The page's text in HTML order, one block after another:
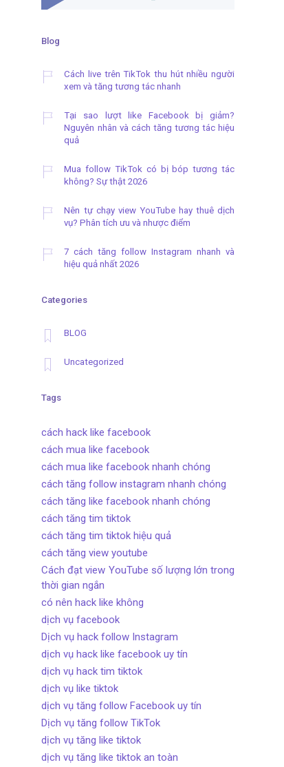
Blog
Cách live trên TikTok thu hút nhiều người
xem và tăng tương tác nhanh
Tại sao lượt like Facebook bị giảm?
Nguyên nhân và cách tăng tương tác hiệu
quả
Mua follow TikTok có bị bóp tương tác
không? Sự thật 2026
Nên tự chạy view YouTube hay thuê dịch
vụ? Phân tích ưu và nhược điểm
7 cách tăng follow Instagram nhanh và
hiệu quả nhất 2026
Categories
BLOG
Uncategorized
Tags
cách hack like facebook
cách mua like facebook
cách mua like facebook nhanh chóng
cách tăng follow instagram nhanh chóng
cách tăng like facebook nhanh chóng
cách tăng tim tiktok
cách tăng tim tiktok hiệu quả
cách tăng view youtube
Cách đạt view YouTube số lượng lớn trong
thời gian ngắn
có nên hack like không
dịch vụ facebook
Dịch vụ hack follow Instagram
dịch vụ hack like facebook uy tín
dịch vụ hack tim tiktok
dịch vụ like tiktok
dịch vụ tăng follow Facebook uy tín
Dịch vụ tăng follow TikTok
dịch vụ tăng like tiktok
dịch vụ tăng like tiktok an toàn